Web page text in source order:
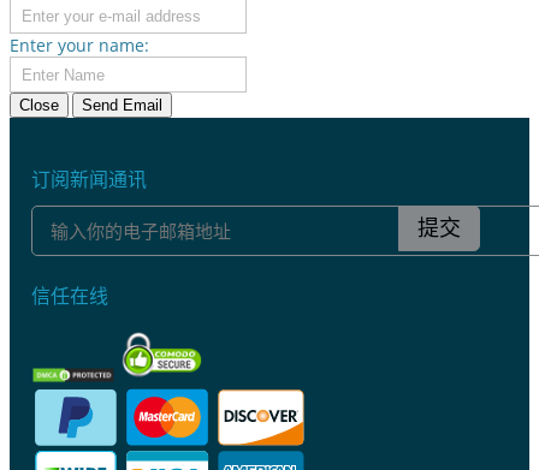
Enter your name:
Close Send Email
订阅新闻通讯
提交
信任在线